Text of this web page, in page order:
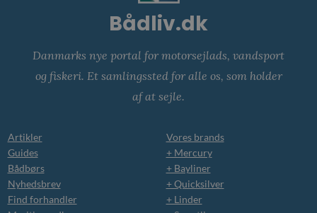
Bådliv.dk
Danmarks nye portal for motorsejlads, vandsport
og fiskeri. Et samlingssted for alle os, som holder
af at sejle.
Artikler
Guides
Bådbørs
Nyhedsbrev
Find forhandler
Vores brands
+ Mercury
+ Bayliner
+ Quicksilver
+ Linder